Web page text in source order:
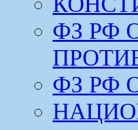
ФЗ РФ
ФЗ РФ